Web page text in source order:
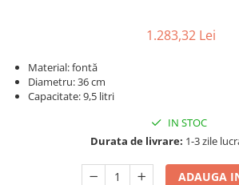
1.283,32 Lei
Material: fontă
Diametru: 36 cm
Capacitate: 9,5 litri
IN STOC
Durata de livrare: 1-3 zile
ADAUGA